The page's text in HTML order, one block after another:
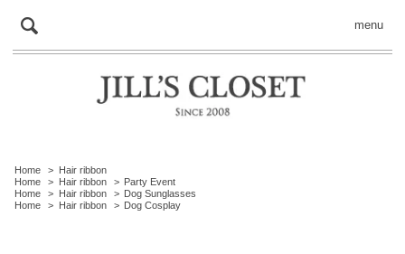
menu
Home > Hair ribbon
Home
> Hair ribbon > Party Event
Home
> Hair ribbon > Dog Sunglasses
Home
> Hair ribbon > Dog Cosplay